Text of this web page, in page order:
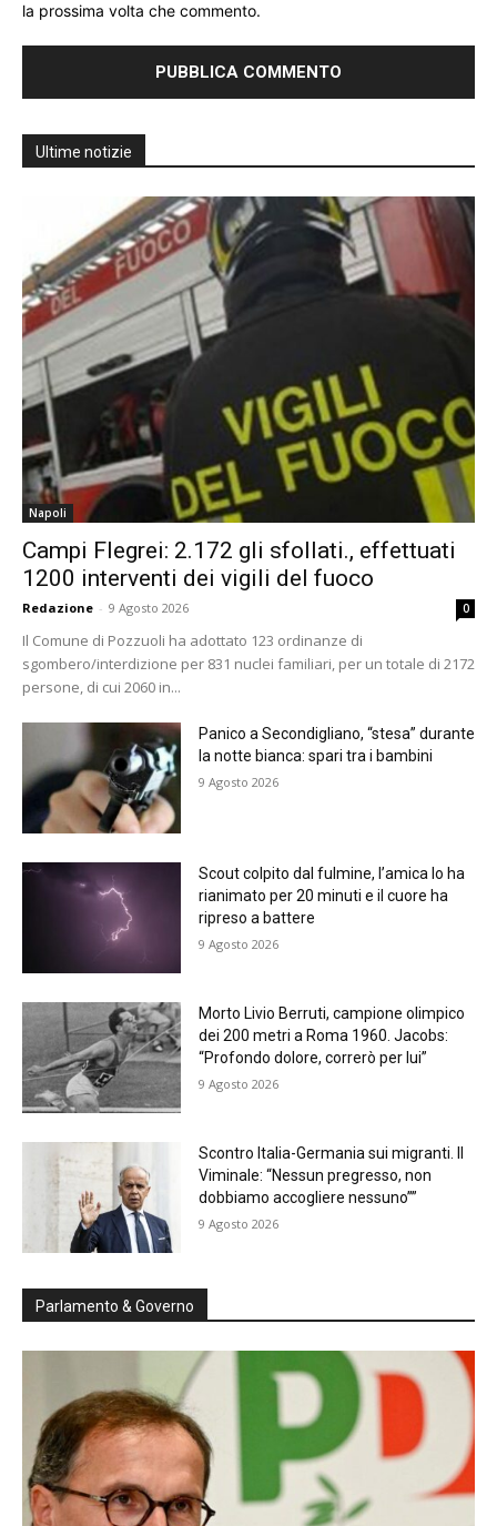
la prossima volta che commento.
Ultime notizie
Napoli
Campi Flegrei: 2.172 gli sfollati., effettuati
1200 interventi dei vigili del fuoco
Redazione - 9 Agosto 2026 0
Il Comune di Pozzuoli ha adottato 123 ordinanze di
sgombero/interdizione per 831 nuclei familiari, per un totale di 2172
persone, di cui 2060 in...
Panico a Secondigliano, “stesa” durante
la notte bianca: spari tra i bambini
9 Agosto 2026
Scout colpito dal fulmine, l’amica lo ha
rianimato per 20 minuti e il cuore ha
ripreso a battere
9 Agosto 2026
Morto Livio Berruti, campione olimpico
dei 200 metri a Roma 1960. Jacobs:
“Profondo dolore, correrò per lui”
9 Agosto 2026
Scontro Italia-Germania sui migranti. Il
Viminale: “Nessun pregresso, non
dobbiamo accogliere nessuno””
9 Agosto 2026
Parlamento & Governo